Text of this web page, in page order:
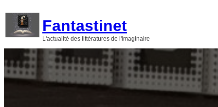
contenu
Fantastinet
L'actualité des littératures de l'imaginaire